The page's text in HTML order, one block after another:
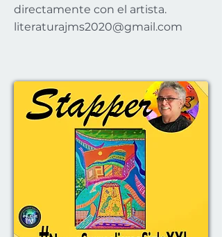
directamente con el artista.
literaturajms2020@gmail.com